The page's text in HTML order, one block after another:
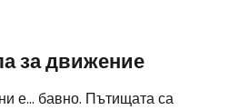
за движение
е... бавно. Пътищата са